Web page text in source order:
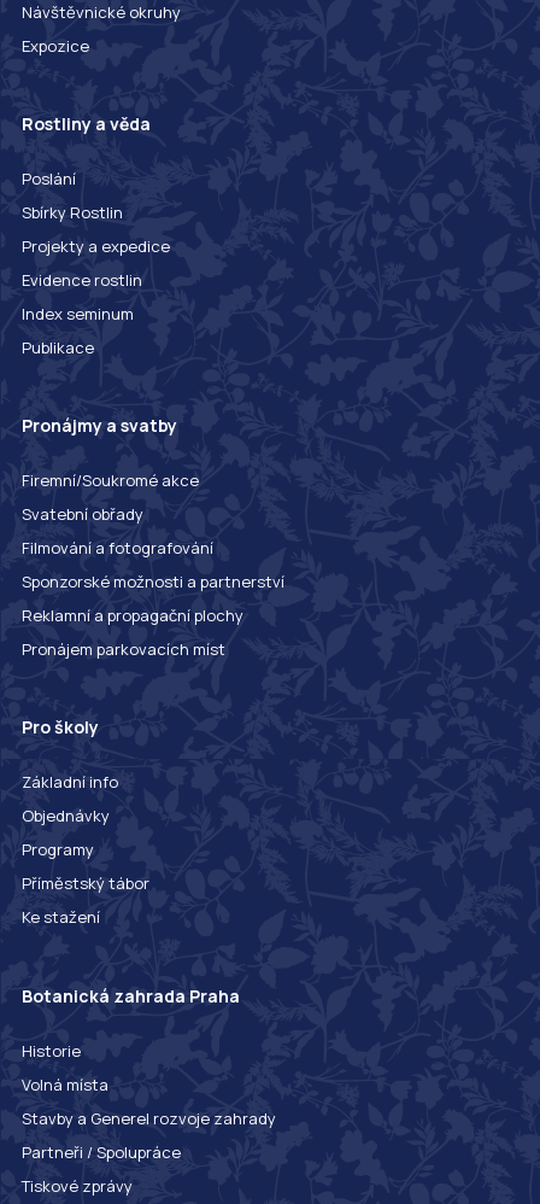
Návštěvnické okruhy
Expozice
Rostliny a věda
Poslání
Sbírky Rostlin
Projekty a expedice
Evidence rostlin
Index seminum
Publikace
Pronájmy a svatby
Firemní/Soukromé akce
Svatební obřady
Filmování a fotografování
Sponzorské možnosti a partnerství
Reklamní a propagační plochy
Pronájem parkovacích míst
Pro školy
Základní info
Objednávky
Programy
Příměstský tábor
Ke stažení
Botanická zahrada Praha
Historie
Volná místa
Stavby a Generel rozvoje zahrady
Partneři / Spolupráce
Tiskové zprávy